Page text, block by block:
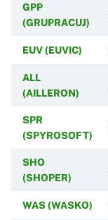
GPP
(GRUPRACUJ)
EUV (EUVIC)
ALL
(AILLERON)
SPR
(SPYROSOFT)
SHO
(SHOPER)
WAS (WASKO)